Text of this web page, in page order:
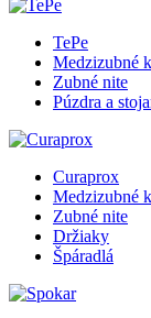
TePe
Medzizubné
Zubné nite
Púzdra a
Curaprox
Medzizubné
Zubné nite
Držiaky
Špáradlá